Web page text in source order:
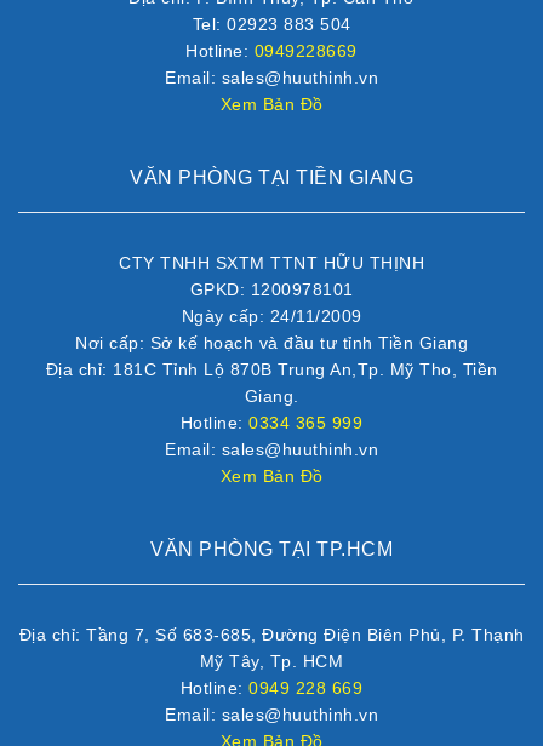
Tel: 02923 883 504
Hotline: 0949228669
Email: sales@huuthinh.vn
Xem Bản Đồ
VĂN PHÒNG TẠI TIỀN GIANG
CTY TNHH SXTM TTNT HỮU THỊNH
GPKD: 1200978101
Ngày cấp: 24/11/2009
Nơi cấp: Sở kế hoạch và đầu tư tỉnh Tiền Giang
Địa chỉ: 181C Tỉnh Lộ 870B Trung An,Tp. Mỹ Tho, Tiền
Giang.
Hotline:0334 365 999
Email: sales@huuthinh.vn
Xem Bản Đồ
VĂN PHÒNG TẠI TP.HCM
Địa chỉ: Tầng 7, Số 683-685, Đường Điện Biên Phủ, P. Thạnh
Mỹ Tây, Tp. HCM
Hotline:0949 228 669
Email: sales@huuthinh.vn
Xem Bản Đồ